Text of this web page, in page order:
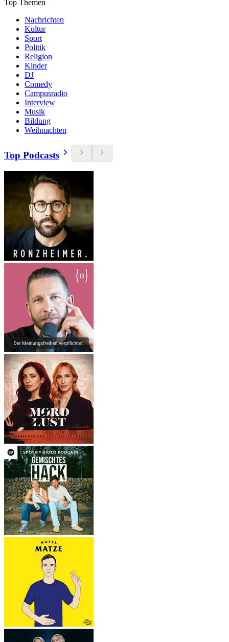
Top Themen
Nachrichten
Kultur
Sport
Politik
Religion
Kinder
DJ
Comedy
Campusradio
Interview
Musik
Bildung
Weihnachten
Top Podcasts